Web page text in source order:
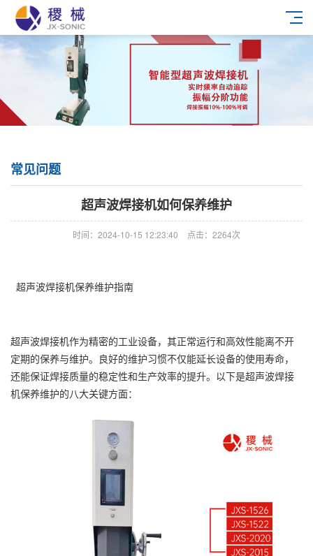
常见问题
超声波焊接机如何保养维护
时间：2024-10-15 12:23:40 点击：2264次
超声波焊接机保养维护指南
超声波焊接机作为精密的工业设备，其正常运行和高效性能离不开
定期的保养与维护。良好的维护习惯不仅能延长设备的使用寿命，
还能保证焊接质量的稳定性和生产效率的提升。以下是超声波焊接
机保养维护的八大关键方面：